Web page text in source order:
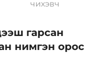
гарсан
нимгэн орос